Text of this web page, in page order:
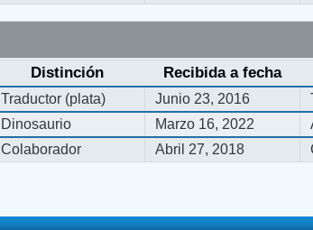
Distinción Recibida a fecha
Traductor (plata) Junio 23, 2016
Dinosaurio
Marzo 16, 2022
Colaborador
Abril 27, 2018